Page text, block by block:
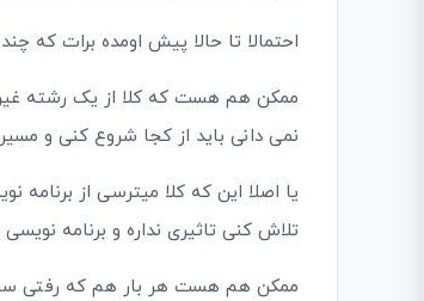
احتمالا تا حالا پیش اومده برات که
ممکن هم هست که کلا از یک رشته غیر
نمی دانی باید از کجا شروع کنی و
یا اصلا این که کلا میترسی از
تلاش کنی تاثیری نداره و برنامه نویسی
ممکن هم هست هر بار هم که رفتی